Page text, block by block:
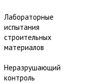
Лабораторные
испытания
строительных
материалов
Неразрушающий
контроль